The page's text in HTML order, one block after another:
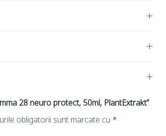
28 neuro protect, 50ml, PlantExtrakt”
obligatorii sunt marcate cu *